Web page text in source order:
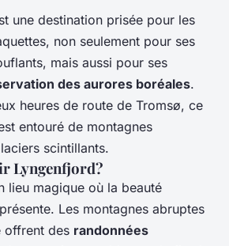
une destination prisée pour les
non seulement pour ses
mais aussi pour ses
des aurores boréales.
heures de route de Tromsø, ce
entouré de montagnes
scintillants.
Lyngenfjord?
lieu magique où la beauté
Les montagnes abruptes
offrent des randonnées